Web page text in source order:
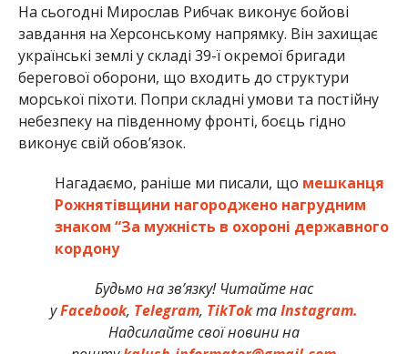
На сьогодні Мирослав Рибчак виконує бойові
завдання на Херсонському напрямку. Він захищає
українські землі у складі 39-ї окремої бригади
берегової оборони, що входить до структури
морської піхоти. Попри складні умови та постійну
небезпеку на південному фронті, боєць гідно
виконує свій обов’язок.
Нагадаємо, раніше ми писали, що мешканця
Рожнятівщини нагороджено нагрудним
знаком “За мужність в охороні державного
кордону
Будьмо на зв’язку! Читайте нас
уFacebook, Telegram, TikTokтаInstagram.
Надсилайте свої новини на